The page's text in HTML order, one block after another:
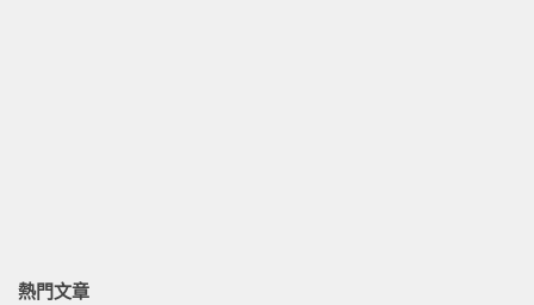
熱門文章